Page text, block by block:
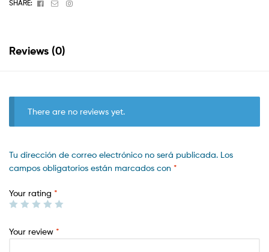
SHARE:
Facebook
EmailInstagram
Reviews (0)
There are no reviews yet.
Tu dirección de correo electrónico no será publicada. Los
campos obligatorios están marcados con *
Your rating *
Your review *